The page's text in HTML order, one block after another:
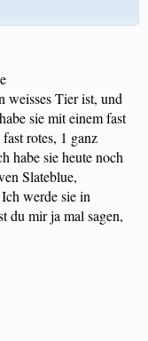
weisses Tier ist, und
sie mit einem fast
rotes, 1 ganz
habe sie heute noch
Slateblue,
werde sie in
du mir ja mal sagen,